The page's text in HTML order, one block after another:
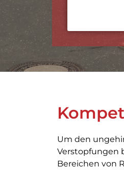
Um den
Verstopfungen
Bereichen von